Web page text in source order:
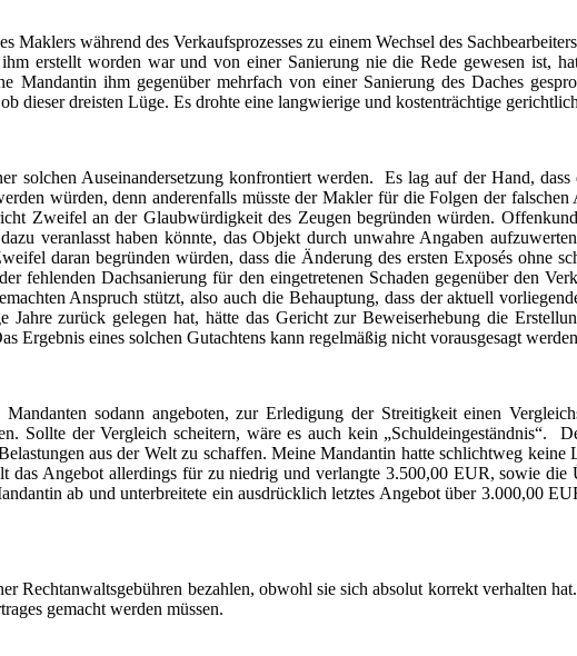
Maklers während des Verkaufsprozesses zu einem Wechsel des
erstellt worden war und von einer Sanierung nie die Rede gewesen ist,
Mandantin ihm gegenüber mehrfach von einer Sanierung des Daches
dieser dreisten Lüge. Es drohte eine langwierige und kostenträchtige
solchen Auseinandersetzung konfrontiert werden. Es lag auf der Hand,
würden, denn anderenfalls müsste der Makler für die Folgen der
Zweifel an der Glaubwürdigkeit des Zeugen begründen würden.
veranlasst haben könnte, das Objekt durch unwahre Angaben
daran begründen würden, dass die Änderung des ersten Exposés ohne
fehlenden Dachsanierung für den eingetretenen Schaden gegenüber den
Anspruch stützt, also auch die Behauptung, dass der aktuell
zurück gelegen hat, hätte das Gericht zur Beweiserhebung die
Ergebnis eines solchen Gutachtens kann regelmäßig nicht vorausgesagt
sodann angeboten, zur Erledigung der Streitigkeit einen
Sollte der Vergleich scheitern, wäre es auch kein „Schuldeingeständnis“.
aus der Welt zu schaffen. Meine Mandantin hatte schlichtweg
Angebot allerdings für zu niedrig und verlangte 3.500,00 EUR, sowie die
ab und unterbreitete ein ausdrücklich letztes Angebot über 3.000,00
Rechtanwaltsgebühren bezahlen, obwohl sie sich absolut korrekt verhalten
gemacht werden müssen.